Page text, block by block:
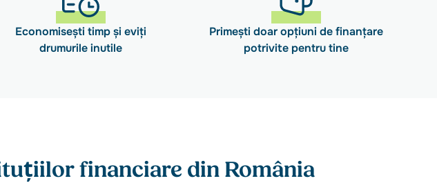
Economisești timp și eviți
drumurile inutile
Primești doar opțiuni de finanțare
potrivite pentru tine
financiare din România